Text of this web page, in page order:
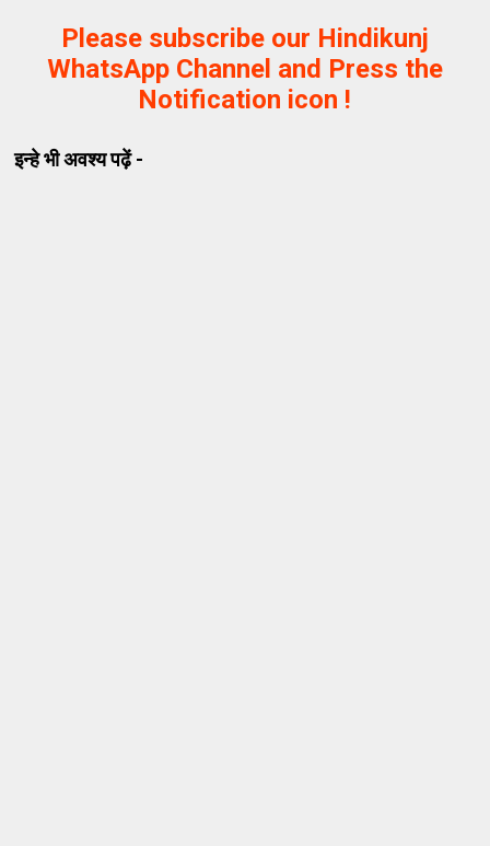
Please subscribe our Hindikunj
WhatsApp Channel and Press the
Notification icon !
इन्हे भी अवश्य पढ़ें -